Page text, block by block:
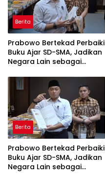
Berita
Prabowo Bertekad Perbaiki
Buku Ajar SD-SMA, Jadikan
Negara Lain sebagai
Berita
Prabowo Bertekad Perbaiki
Buku Ajar SD-SMA, Jadikan
Negara Lain sebagai